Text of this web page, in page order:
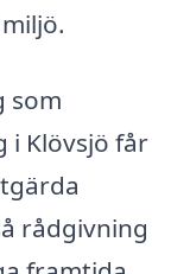
som
i Klövsjö får
rådgivning